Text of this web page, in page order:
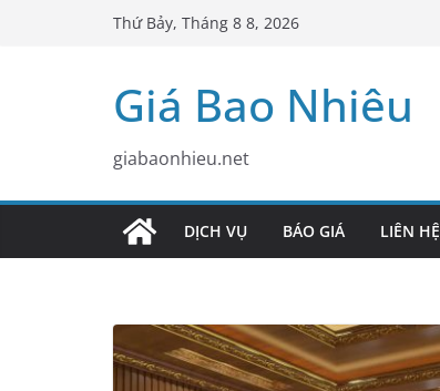
Thứ Bảy, Tháng 8 8, 2026
Giá Bao Nhiêu
giabaonhieu.net
DỊCH VỤ BÁO GIÁ LIÊN HỆ